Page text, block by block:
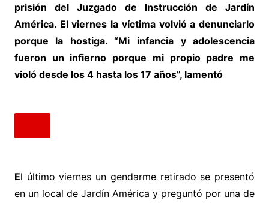
prisión del Juzgado de Instrucción de Jardín
América. El viernes la víctima volvió a denunciarlo
porque la hostiga. “Mi infancia y adolescencia
fueron un infierno porque mi propio padre me
violó desde los 4 hasta los 17 años”, lamentó
El último viernes un gendarme retirado se presentó
en un local de Jardín América y preguntó por una de